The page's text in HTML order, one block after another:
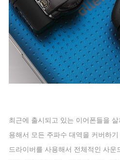
최근에 출시되고 있는 이어폰들을
용해서 모든 주파수 대역을 커버하
드라이버를 사용해서 전체적인 사운